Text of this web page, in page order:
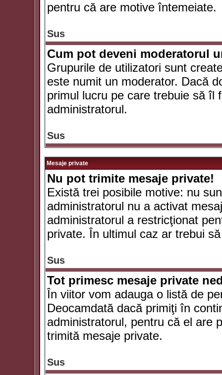
pentru că are motive întemeiate.
Sus
Cum pot deveni moderatorul
Grupurile de utilizatori sunt
este numit un moderator. Dacă
primul lucru pe care trebuie să îl
administratorul.
Sus
Mesaje private
Nu pot trimite mesaje private!
Există trei posibile motive: nu
administratorul nu a activat
administratorul a restricţionat
private. În ultimul caz ar trebui
Sus
Tot primesc mesaje private
În viitor vom adauga o listă de
Deocamdată dacă primiţi în
administratorul, pentru că el are
trimită mesaje private.
Sus